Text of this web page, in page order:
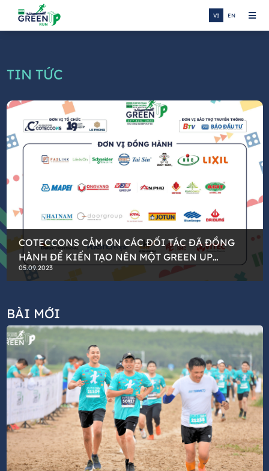
VI EN
TIN TỨC
COTECCONS CẢM ƠN CÁC ĐỐI TÁC ĐÃ ĐỒNG
HÀNH ĐỂ KIẾN TẠO NÊN MỘT GREEN UP
MARATHON MÙA 2 ẤN TƯỢNG
05.09.2023
BÀI MỚI